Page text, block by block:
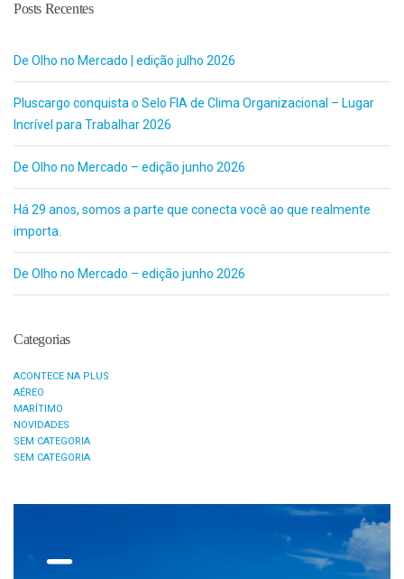
Posts Recentes
De Olho no Mercado | edição julho 2026
Pluscargo conquista o Selo FIA de Clima Organizacional – Lugar
Incrível para Trabalhar 2026
De Olho no Mercado – edição junho 2026
Há 29 anos, somos a parte que conecta você ao que realmente
importa.
De Olho no Mercado – edição junho 2026
Categorias
ACONTECE NA PLUS
AÉREO
MARÍTIMO
NOVIDADES
SEM CATEGORIA
SEM CATEGORIA